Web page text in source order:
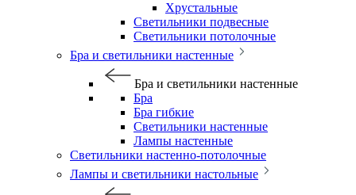
Хрустальные
Светильники подвесные
Светильники потолочные
Бра и светильники настенные
Бра и светильники настенные
Бра
Бра гибкие
Светильники настенные
Лампы настенные
Светильники настенно-потолочные
Лампы и светильники настольные